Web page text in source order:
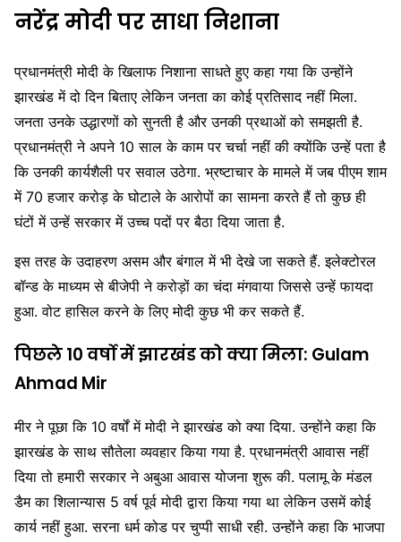
नरेंद्र मोदी पर साधा निशाना
प्रधानमंत्री मोदी के खिलाफ निशाना साधते हुए कहा गया कि उन्होंने
झारखंड में दो दिन बिताए लेकिन जनता का कोई प्रतिसाद नहीं मिला.
जनता उनके उद्धारणों को सुनती है और उनकी प्रथाओं को समझती है.
प्रधानमंत्री ने अपने 10 साल के काम पर चर्चा नहीं की क्योंकि उन्हें पता है
कि उनकी कार्यशैली पर सवाल उठेगा. भ्रष्टाचार के मामले में जब पीएम शाम
में 70 हजार करोड़ के घोटाले के आरोपों का सामना करते हैं तो कुछ ही
घंटों में उन्हें सरकार में उच्च पदों पर बैठा दिया जाता है.
इस तरह के उदाहरण असम और बंगाल में भी देखे जा सकते हैं. इलेक्टोरल
बॉन्ड के माध्यम से बीजेपी ने करोड़ों का चंदा मंगवाया जिससे उन्हें फायदा
हुआ. वोट हासिल करने के लिए मोदी कुछ भी कर सकते हैं.
पिछले 10 वर्षो में झारखंड को क्या मिला: Gulam
Ahmad Mir
मीर ने पूछा कि 10 वर्षों में मोदी ने झारखंड को क्या दिया. उन्होंने कहा कि
झारखंड के साथ सौतेला व्यवहार किया गया है. प्रधानमंत्री आवास नहीं
दिया तो हमारी सरकार ने अबुआ आवास योजना शुरू की. पलामू के मंडल
डैम का शिलान्यास 5 वर्ष पूर्व मोदी द्वारा किया गया था लेकिन उसमें कोई
कार्य नहीं हुआ. सरना धर्म कोड पर चुप्पी साधी रही. उन्होंने कहा कि भाजपा